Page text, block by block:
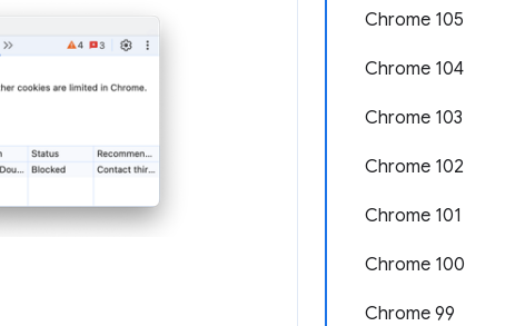
Chrome 105
Chrome 104
Chrome 103
Chrome 102
Chrome 101
Chrome 100
Chrome 99